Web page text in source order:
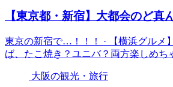
【東京都・新宿】大都会のど
東京の新宿で…！！！ · 【横浜グルメ
ば、たこ焼き？ユニバ？両方楽しめち
大阪の観光・旅行